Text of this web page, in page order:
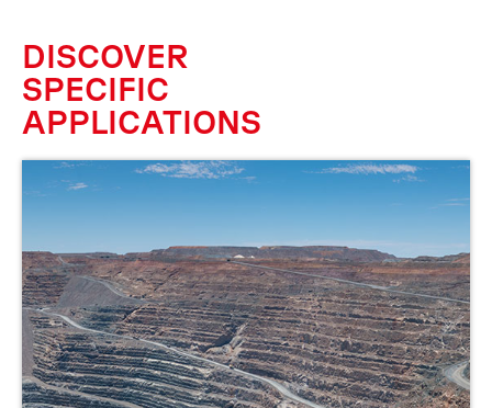
DISCOVER
SPECIFIC
APPLICATIONS